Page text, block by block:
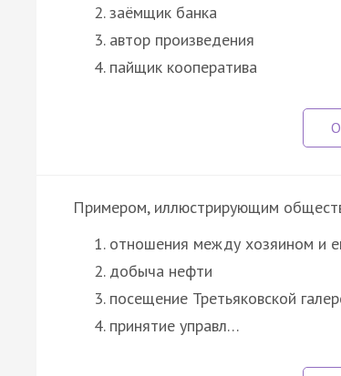
заёмщик банка
автор произведения
пайщик кооператива
Примером, иллюстрирующим
отношения между хозяином и
добыча нефти
посещение Третьяковской
принятие управл…